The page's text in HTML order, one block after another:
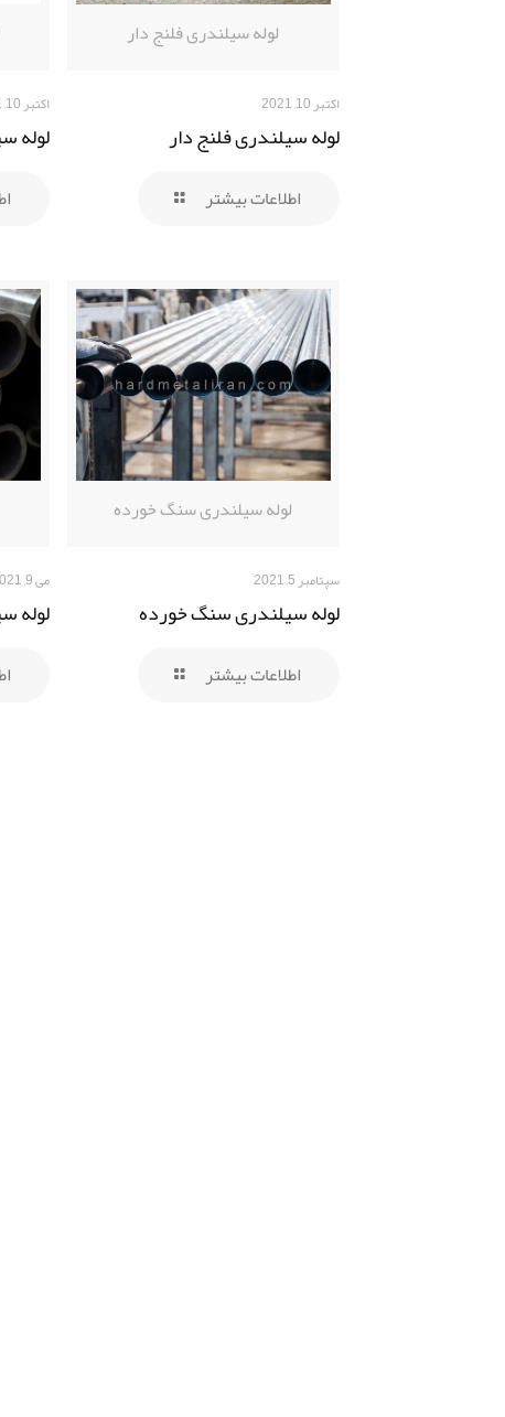
لوله سیلندری فلنج دار
اکتبر 10, 2021
لوله سیلندری فلنج دار
اطلاعات بیشتر
اکتبر 10, 2021
لوله
لوله سیلندری سنگ خورده
سپتامبر 5, 2021
لوله سیلندری سنگ خورده
اطلاعات بیشتر
می 9, 2021
لوله